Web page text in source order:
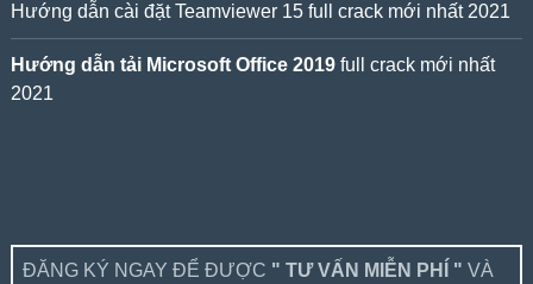
Hướng dẫn cài đặt Teamviewer 15 full crack mới nhất 2021
Hướng dẫn tải Microsoft Office 2019full crack mới nhất
2021
ĐĂNG KÝ NGAY ĐỂ ĐƯỢC " TƯ VẤN MIỄN PHÍ " VÀ